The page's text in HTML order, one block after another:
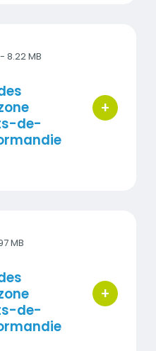
8.22 MB
de-
+
bouton
MB
de-
+
bouton